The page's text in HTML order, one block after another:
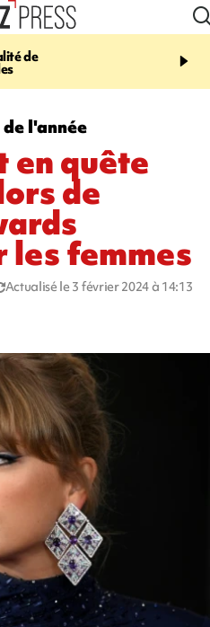
de
12:48
Cap Lahoussaye du 10
l'année
quête
de
les femmes
Actualisé le 3 février 2024 à 14:13